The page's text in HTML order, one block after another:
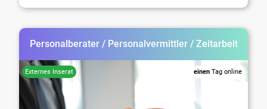
Personalberater / Personalvermittler / Zeitarbeit
einen Tag online